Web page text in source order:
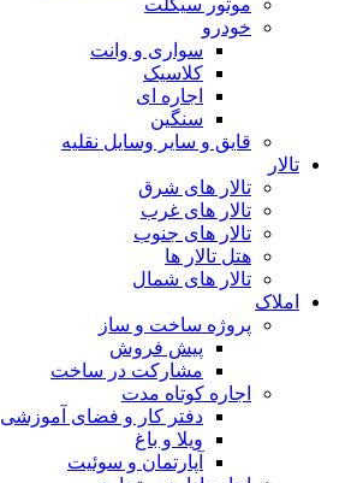
موتور سیکلت
خودرو
سواری و وانت
کلاسیک
اجاره ای
سنگین
قایق و سایر وسایل نقلیه
تالار
تالار های شرق
تالار های غرب
تالار های جنوب
هتل تالار ها
تالار های شمال
املاک
پروژه ساخت و ساز
پیش فروش
مشارکت در ساخت
اجاره کوتاه مدت
دفتر کار و فضای آموزشی
ویلا و باغ
آپارتمان و سوئیت